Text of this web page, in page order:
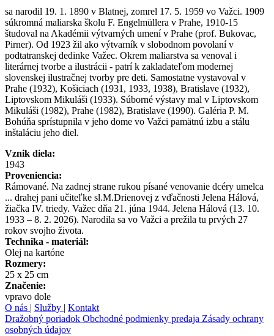
sa narodil 19. 1. 1890 v Blatnej, zomrel 17. 5. 1959 vo Važci. 1909
súkromná maliarska školu F. Engelmüllera v Prahe, 1910-15
študoval na Akadémii výtvarných umení v Prahe (prof. Bukovac,
Pirner). Od 1923 žil ako výtvarník v slobodnom povolaní v
podtatranskej dedinke Važec. Okrem maliarstva sa venoval i
literárnej tvorbe a ilustrácii - patrí k zakladateľom modernej
slovenskej ilustračnej tvorby pre deti. Samostatne vystavoval v
Prahe (1932), Košiciach (1931, 1933, 1938), Bratislave (1932),
Liptovskom Mikuláši (1933). Súborné výstavy mal v Liptovskom
Mikuláši (1982), Prahe (1982), Bratislave (1990). Galéria P. M.
Bohúňa sprístupnila v jeho dome vo Važci pamätnú izbu a stálu
inštaláciu jeho diel.
Vznik diela:
1943
Proveniencia:
Rámované. Na zadnej strane rukou písané venovanie dcéry umelca
... drahej pani učiteľke sl.M.Drienovej z vďačnosti Jelena Hálová,
žiačka IV. triedy. Važec dňa 21. júna 1944. Jelena Hálová (13. 10.
1933 – 8. 2. 2026). Narodila sa vo Važci a prežila tu prvých 27
rokov svojho života.
Technika - materiál:
Olej na kartóne
Rozmery:
25 x 25 cm
Značenie:
vpravo dole
O nás | Služby | Kontakt
Dražobný poriadok Obchodné podmienky predaja Zásady ochrany
osobných údajov